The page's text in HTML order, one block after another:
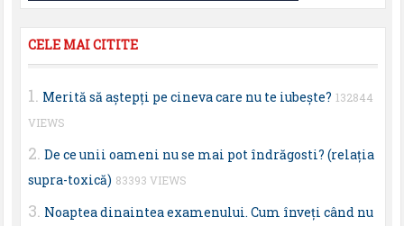
CELE MAI CITITE
Merită să aştepţi pe cineva care nu te iubeşte? 132844
VIEWS
De ce unii oameni nu se mai pot îndrăgosti? (relaţia
supra-toxică) 83393 VIEWS
Noaptea dinaintea examenului. Cum înveţi când nu